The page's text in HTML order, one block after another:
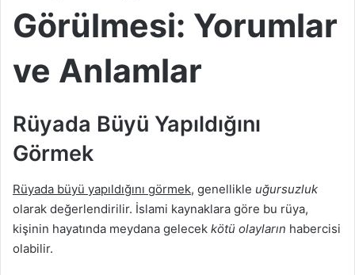
Görülmesi: Yorumlar
ve Anlamlar
Rüyada Büyü Yapıldığını
Görmek
Rüyada büyü yapıldığını görmek, genellikle uğursuzluk
olarak değerlendirilir. İslami kaynaklara göre bu rüya,
kişinin hayatında meydana gelecek kötü olayların habercisi
olabilir.